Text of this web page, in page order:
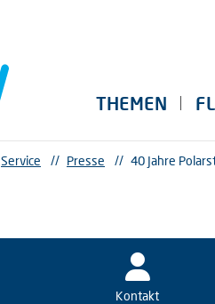
THEMEN
Service // Presse // 40 Jahre
Kontakt